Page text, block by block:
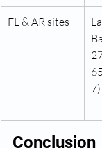
FL & AR sites
Conclusion